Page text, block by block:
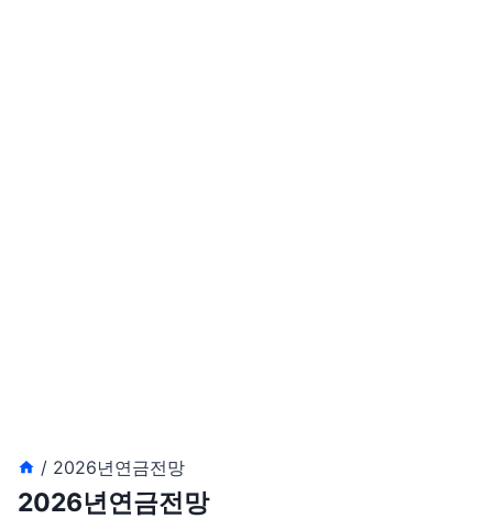
/ 2026년연금전망
2026년연금전망